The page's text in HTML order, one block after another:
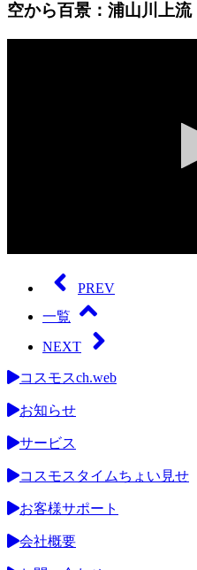
空から百景：浦山川上流
seconds
seconds
PREV
一覧
NEXT
コスモスch.web
お知らせ
サービス
コスモスタイムちょい見せ
お客様サポート
会社概要